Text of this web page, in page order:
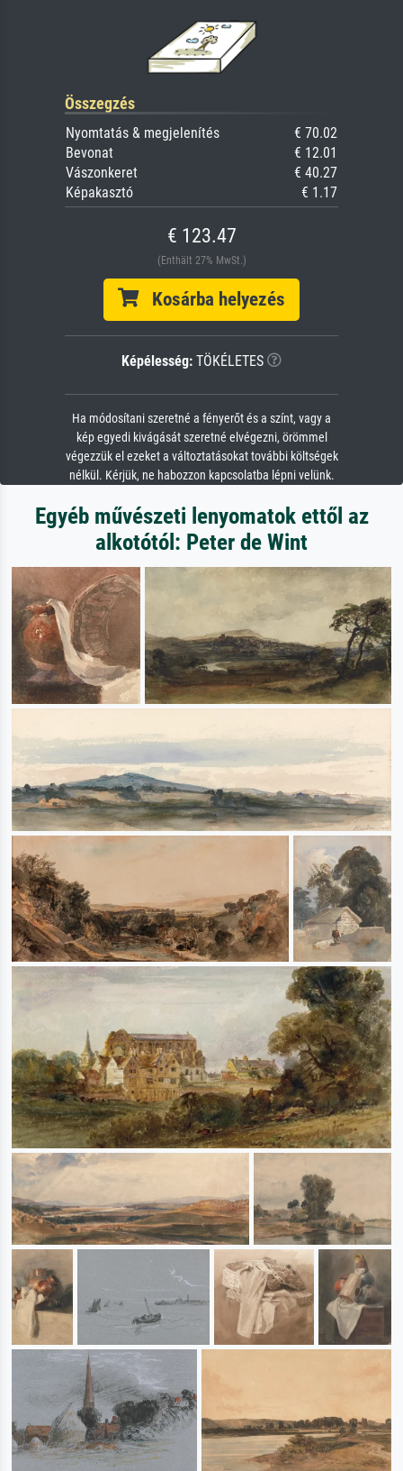
Összegzés
Nyomtatás & megjelenítés
€ 70.02
Bevonat
€ 12.01
Vászonkeret
€ 40.27
Képakasztó
€ 1.17
€ 123.47
(Enthält 27% MwSt.)
Kosárba helyezés
Képélesség: TÖKÉLETES
Ha módosítani szeretné a fényerőt és a színt, vagy a
kép egyedi kivágását szeretné elvégezni, örömmel
végezzük el ezeket a változtatásokat további költségek
nélkül. Kérjük, ne habozzon kapcsolatba lépni velünk.
Egyéb művészeti lenyomatok ettől az
alkotótól: Peter de Wint